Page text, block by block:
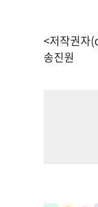
<저작권자
송진원